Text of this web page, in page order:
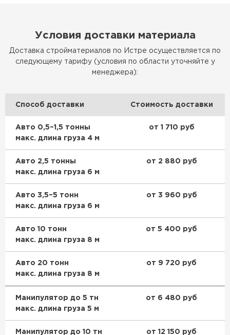
Условия доставки материала
Доставка стройматериалов по Истре осуществляется по
следующему тарифу (условия по области уточняйте у
менеджера):
Способ доставки Стоимость доставки
Авто 0,5–1,5 тонны
макс. длина груза 4 м
от 1 710 руб
Авто 2,5 тонны
макс. длина груза 6 м
от 2 880 руб
Авто 3,5–5 тонн
макс. длина груза 6 м
от 3 960 руб
Авто 10 тонн
макс. длина груза 8 м
от 5 400 руб
Авто 20 тонн
макс. длина груза 8 м
от 9 720 руб
Манипулятор до 5 тн
макс. длина груза 5 м
от 6 480 руб
Манипулятор до 10 тн
от 12 150 руб
Утеплитель Rockwool
ПЕРЕЙТИ
Утеплитель Ursa
Утеплитель Юматекс Термо
ПЕРЕЙТИ
Гипсокартон
ПЕРЕЙТИ